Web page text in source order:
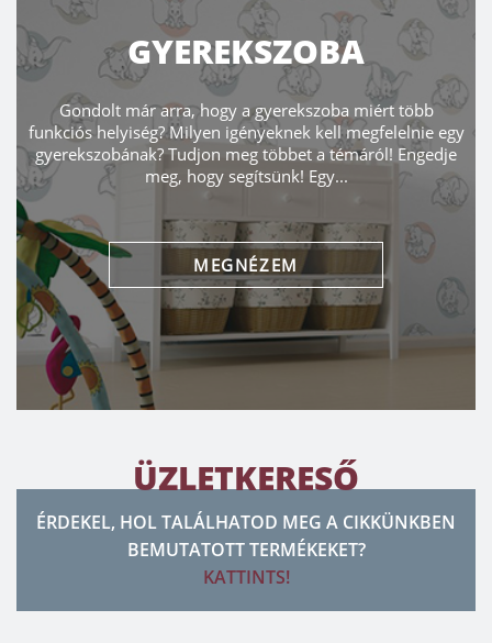
GYEREKSZOBA
Gondolt már arra, hogy a gyerekszoba miért több
funkciós helyiség? Milyen igényeknek kell megfelelnie egy
gyerekszobának? Tudjon meg többet a témáról! Engedje
meg, hogy segítsünk! Egy...
MEGNÉZEM
ÜZLETKERESŐ
ÉRDEKEL, HOL TALÁLHATOD MEG A CIKKÜNKBEN
BEMUTATOTT TERMÉKEKET?
KATTINTS!